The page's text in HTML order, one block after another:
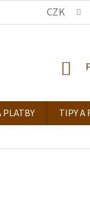
KDE NÁS NAJDETE
CZK
PLATBY TIPY A